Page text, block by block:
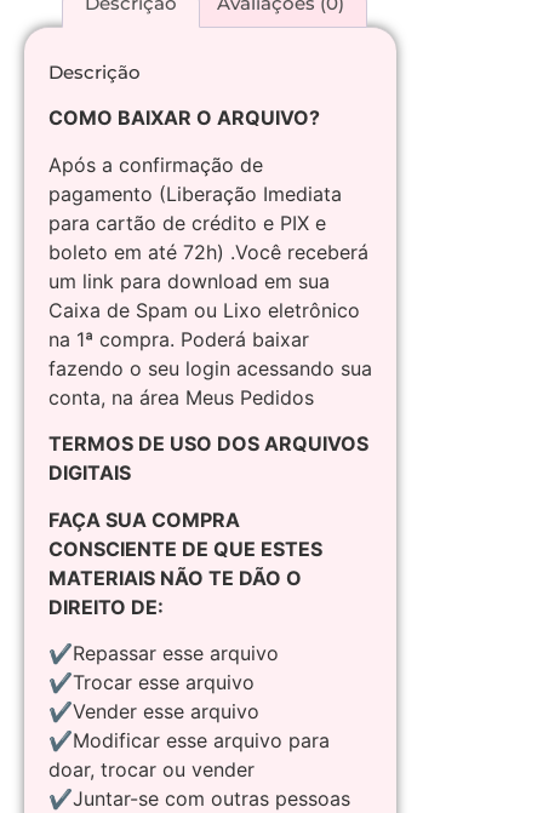
Descrição
COMO BAIXAR O ARQUIVO?
Após a confirmação de
pagamento (Liberação Imediata
para cartão de crédito e PIX e
boleto em até 72h) .Você receberá
um link para download em sua
Caixa de Spam ou Lixo eletrônico
na 1ª compra. Poderá baixar
fazendo o seu login acessando sua
conta, na área Meus Pedidos
TERMOS DE USO DOS ARQUIVOS
DIGITAIS
FAÇA SUA COMPRA
CONSCIENTE DE QUE ESTES
MATERIAIS NÃO TE DÃO O
DIREITO DE:
✔Repassar esse arquivo
✔Trocar esse arquivo
✔Vender esse arquivo
✔Modificar esse arquivo para
doar, trocar ou vender
✔Juntar-se com outras pessoas